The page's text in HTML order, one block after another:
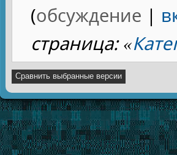
(обсуждение |
страница: «